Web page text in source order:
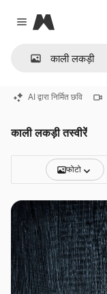
Close menu
Magnific
AI द्वारा निर्मित छवि
काली लकड़ी तस्वीरें
फोटो